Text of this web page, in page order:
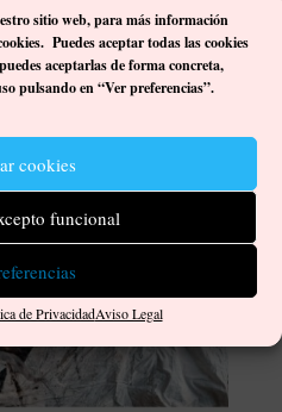
sitio web, para más información
Puedes aceptar todas las cookies
aceptarlas de forma concreta,
pulsando en “Ver preferencias”.
cookies
funcional
de PrivacidadAviso Legal